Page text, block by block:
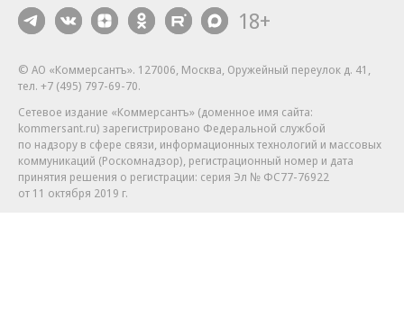
18+
© АО «Коммерсантъ». 127006, Москва, Оружейный переулок д. 41,
тел. +7 (495) 797-69-70.
Сетевое издание «Коммерсантъ» (доменное имя сайта:
kommersant.ru) зарегистрировано Федеральной службой
по надзору в сфере связи, информационных технологий и массовых
коммуникаций (Роскомнадзор), регистрационный номер и дата
принятия решения о регистрации: серия Эл № ФС77-76922
от 11 октября 2019 г.